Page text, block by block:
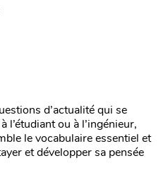
d’actualité qui se
l’étudiant ou à l’ingénieur,
le vocabulaire essentiel et
et développer sa pensée